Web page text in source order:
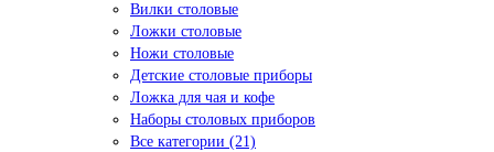
Вилки столовые
Ложки столовые
Ножи столовые
Детские столовые приборы
Ложка для чая и кофе
Наборы столовых приборов
Все категории (21)